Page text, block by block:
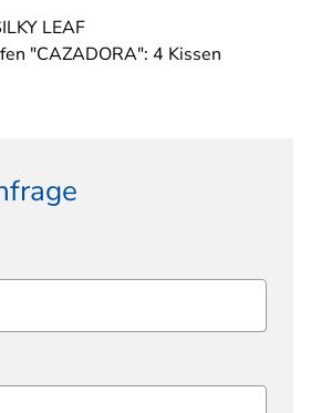
LEAF
"CAZADORA": 4 Kissen